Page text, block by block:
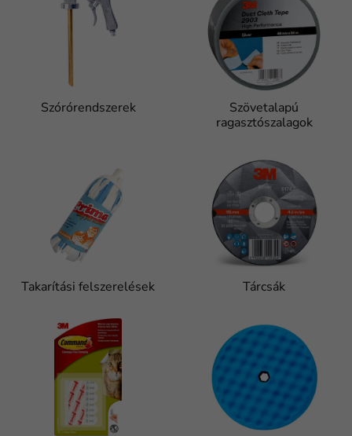
Szórórendszerek
Szövetalapú
ragasztószalagok
Takarítási felszerelések Tárcsák